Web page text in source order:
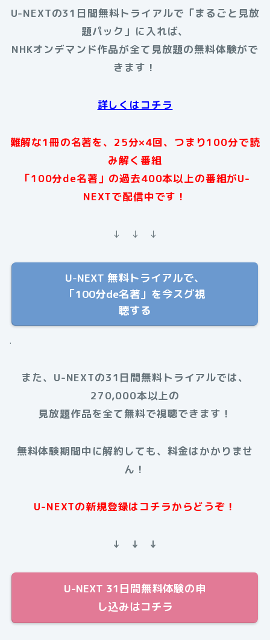
U-NEXTの31日間無料トライアルで「まるごと見放
題パック」に入れば、
NHKオンデマンド作品が全て見放題の無料体験がで
きます！
詳しくはコチラ
難解な1冊の名著を、25分×4回、つまり100分で読
み解く番組
「100分de名著」の過去400本以上の番組がU-
NEXTで配信中です！
↓ ↓ ↓
U-NEXT 無料トライアルで、
「100分de名著」を今スグ視
聴する
.
また、U-NEXTの31日間無料トライアルでは、
270,000本以上の
見放題作品を全て無料で視聴できます！
無料体験期間中に解約しても、料金はかかりませ
ん！
U-NEXTの新規登録はコチラからどうぞ！
↓ ↓ ↓
U-NEXT 31日間無料体験の申
し込みはコチラ